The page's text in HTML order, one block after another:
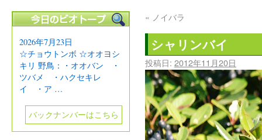
« ノイバラ
シャリンバイ
投稿日: 2012年11月20日
2026年7月23日
☆チョウトンボ ☆オオヨシ
キリ 野鳥：・オオバン ・
ツバメ ・ハクセキレ
イ ・ア …
バックナンバーはこちら